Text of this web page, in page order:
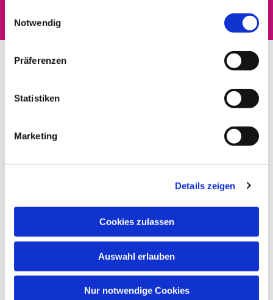
Notwendig
Präferenzen
Statistiken
Marketing
Details zeigen
Cookies zulassen
Auswahl erlauben
Nur notwendige Cookies